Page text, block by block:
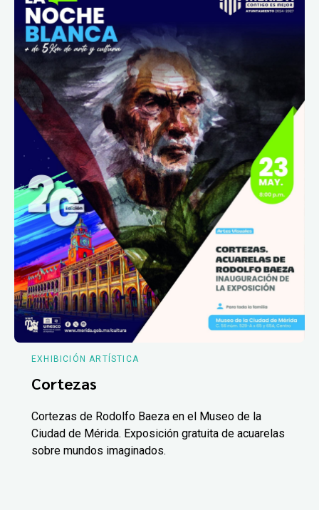
EXHIBICIÓN ARTÍSTICA
Cortezas
Cortezas de Rodolfo Baeza en el Museo de la
Ciudad de Mérida. Exposición gratuita de acuarelas
sobre mundos imaginados.